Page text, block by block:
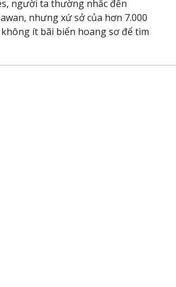
người ta thường nhắc đến
nhưng xứ sở của hơn 7.000
ít bãi biển hoang sơ để tìm